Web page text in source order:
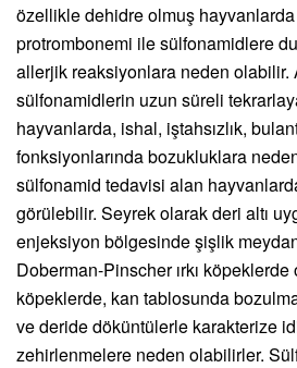
özellikle dehidre olmuş
protrombonemi ile sülfonamidlere
allerjik reaksiyonlara neden olabilir.
sülfonamidlerin uzun süreli
hayvanlarda, ishal, iştahsızlık,
fonksiyonlarında bozukluklara
sülfonamid tedavisi alan
görülebilir. Seyrek olarak deri altı
enjeksiyon bölgesinde şişlik
Doberman-Pinscher ırkı
köpeklerde, kan tablosunda
ve deride döküntülerle karakterize
zehirlenmelere neden olabilirler.